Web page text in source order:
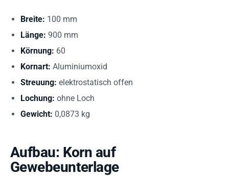
Breite: 100 mm
Länge: 900 mm
Körnung: 60
Kornart: Aluminiumoxid
Streuung: elektrostatisch offen
Lochung: ohne Loch
Gewicht: 0,0873 kg
Aufbau: Korn auf
Gewebeunterlage